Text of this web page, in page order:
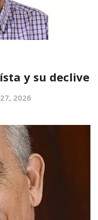
y su declive
2026